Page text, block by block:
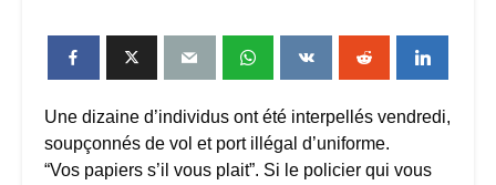
Une dizaine d’individus ont été interpellés vendredi,
soupçonnés de vol et port illégal d’uniforme.
“Vos papiers s’il vous plait”. Si le policier qui vous